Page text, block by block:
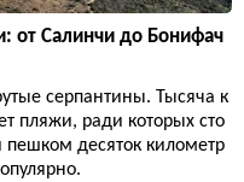
от Салинчи до Бонифач
серпантины. Тысяча к
пляжи, ради которых сто
пешком десяток километр